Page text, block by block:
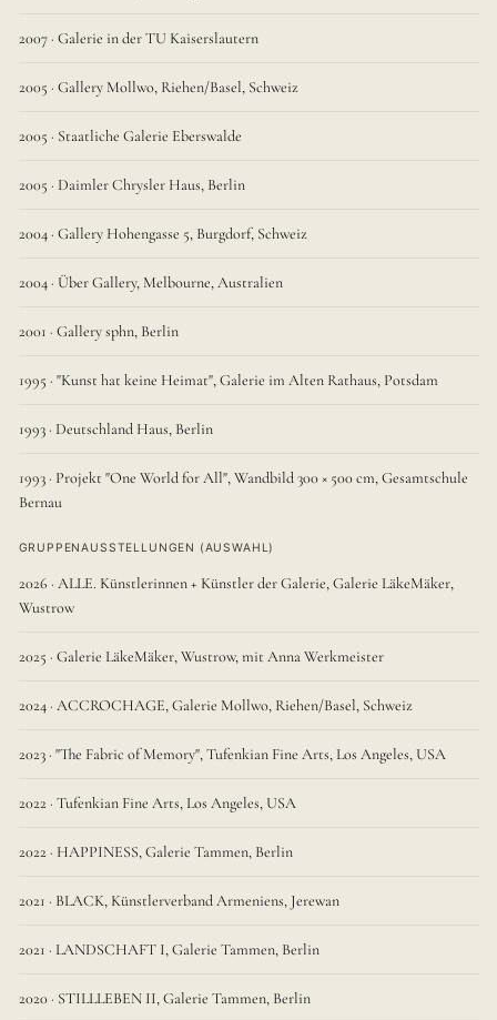
2007 · Galerie in der TU Kaiserslautern
2005 · Gallery Mollwo, Riehen/Basel, Schweiz
2005 · Staatliche Galerie Eberswalde
2005 · Daimler Chrysler Haus, Berlin
2004 · Gallery Hohengasse 5, Burgdorf, Schweiz
2004 · Über Gallery, Melbourne, Australien
2001 · Gallery sphn, Berlin
1995 · "Kunst hat keine Heimat", Galerie im Alten Rathaus, Potsdam
1993 · Deutschland Haus, Berlin
1993 · Projekt "One World for All", Wandbild 300 × 500 cm, Gesamtschule
Bernau
GRUPPENAUSSTELLUNGEN (AUSWAHL)
2026 · ALLE. Künstlerinnen + Künstler der Galerie, Galerie LäkeMäker,
Wustrow
2025 · Galerie LäkeMäker, Wustrow, mit Anna Werkmeister
2024 · ACCROCHAGE, Galerie Mollwo, Riehen/Basel, Schweiz
2023 · "The Fabric of Memory", Tufenkian Fine Arts, Los Angeles, USA
2022 · Tufenkian Fine Arts, Los Angeles, USA
2022 · HAPPINESS, Galerie Tammen, Berlin
2021 · BLACK, Künstlerverband Armeniens, Jerewan
2021 · LANDSCHAFT I, Galerie Tammen, Berlin
2020 · STILLLEBEN II, Galerie Tammen, Berlin